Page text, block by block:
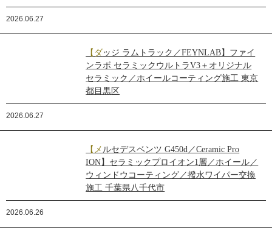
2026.06.27
【ダッジ ラムトラック／FEYNLAB】ファイ
ンラボ セラミックウルトラV3＋オリジナル
セラミック／ホイールコーティング施工 東京
都目黒区
2026.06.27
【メルセデスベンツ G450d／Ceramic Pro
ION】セラミックプロイオン1層／ホイール／
ウィンドウコーティング／撥水ワイパー交換
施工 千葉県八千代市
2026.06.26